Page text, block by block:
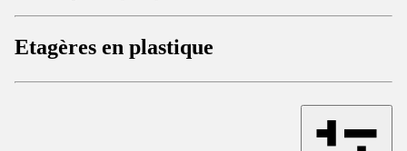
Etagères en plastique